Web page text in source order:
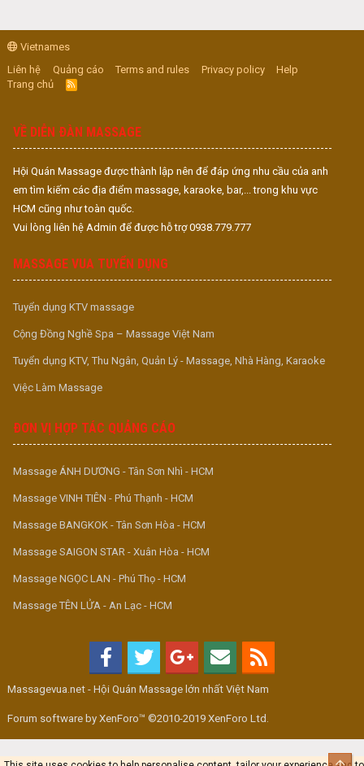
Vietnames
Liên hệ
Quảng cáo Terms and rules Privacy policy
Help
Trang chủ
R
S
VỀ DIỄN ĐÀN MASSAGE
Hội Quán Massage được thành lập nên để đáp ứng nhu cầu của anh
em tìm kiếm các địa điểm massage, karaoke, bar,... trong khu vực
HCM cũng như toàn quốc.
Vui lòng liên hệ Admin để được hỗ trợ 0938.779.777
MASSAGE VUA TUYỂN DỤNG
Tuyển dụng KTV massage
Cộng Đồng Nghề Spa – Massage Việt Nam
Tuyển dụng KTV, Thu Ngân, Quản Lý - Massage, Nhà Hàng, Karaoke
Việc Làm Massage
ĐƠN VỊ HỢP TÁC QUẢNG CÁO
Massage ÁNH DƯƠNG - Tân Sơn Nhì - HCM
Massage VINH TIÊN - Phú Thạnh - HCM
Massage BANGKOK - Tân Sơn Hòa - HCM
Massage SAIGON STAR - Xuân Hòa - HCM
Massage NGỌC LAN - Phú Thọ - HCM
Massage TÊN LỬA - An Lạc - HCM
Massagevua.net - Hội Quán Massage lớn nhất Việt Nam
Forum software by XenForo™ ©2010-2019 XenForo Ltd.